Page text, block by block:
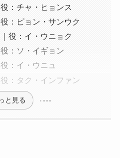
：チャ・ヒョンス
：ピョン・サンウク
役：イ・ウニョク
：ソ・イギョン
：イ・ウニュ
：タク・インファン
と見る